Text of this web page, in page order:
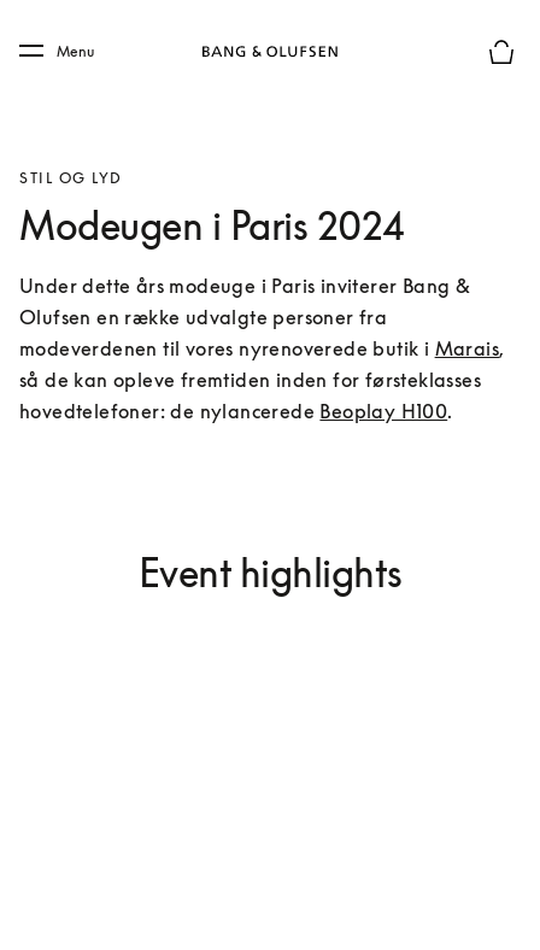
Skip to main footer
Menu
STIL OG LYD
Modeugen i Paris 2024
Under dette års modeuge i Paris inviterer Bang &
Olufsen en række udvalgte personer fra
modeverdenen til vores nyrenoverede butik i Marais,
så de kan opleve fremtiden inden for førsteklasses
hovedtelefoner: de nylancerede Beoplay H100.
Event highlights